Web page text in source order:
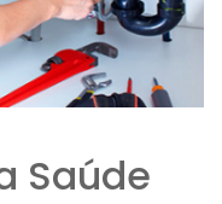
Saúde